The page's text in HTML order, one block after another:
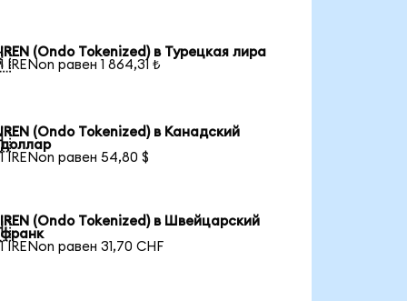
IREN (Ondo Tokenized) в Турецкая лира
1 IRENon равен 1 864,31 ₺
IREN (Ondo Tokenized) в Канадский
доллар
1 IRENon равен 54,80 $
IREN (Ondo Tokenized) в Швейцарский
франк
1 IRENon равен 31,70 CHF